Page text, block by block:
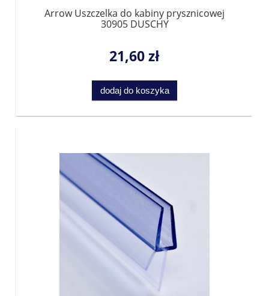
Arrow Uszczelka do kabiny prysznicowej
30905 DUSCHY
21,60 zł
dodaj do koszyka